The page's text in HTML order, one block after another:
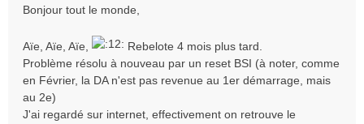
s
g
e
Bonjour tout le monde,
Aïe, Aïe, Aïe,
Rebelote 4 mois plus tard.
Problème résolu à nouveau par un reset BSI (à noter, comme
en Février, la DA n'est pas revenue au 1er démarrage, mais
au 2e)
J'ai regardé sur internet, effectivement on retrouve le